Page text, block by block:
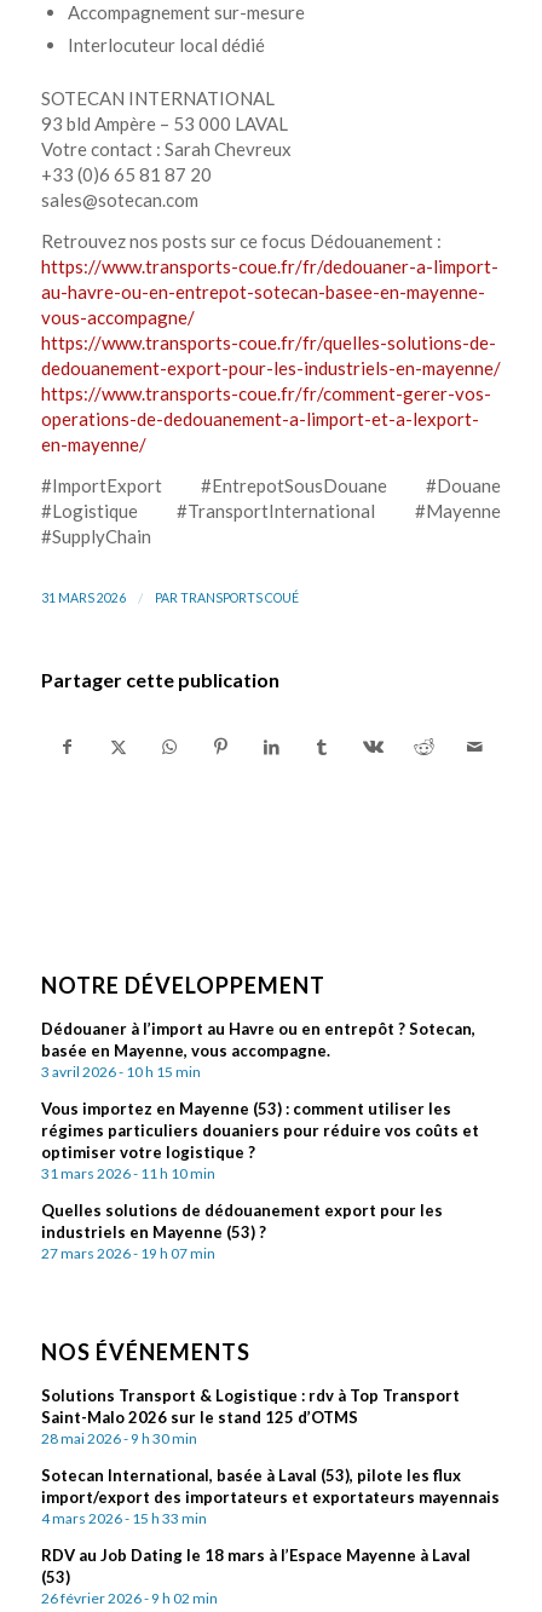
Accompagnement sur-mesure
Interlocuteur local dédié
SOTECAN INTERNATIONAL
93 bld Ampère – 53 000 LAVAL
Votre contact : Sarah Chevreux
+33 (0)6 65 81 87 20
sales@sotecan.com
Retrouvez nos posts sur ce focus Dédouanement :
https://www.transports-coue.fr/fr/dedouaner-a-limport-
au-havre-ou-en-entrepot-sotecan-basee-en-mayenne-
vous-accompagne/
https://www.transports-coue.fr/fr/quelles-solutions-de-
dedouanement-export-pour-les-industriels-en-mayenne/
https://www.transports-coue.fr/fr/comment-gerer-vos-
operations-de-dedouanement-a-limport-et-a-lexport-
en-mayenne/
#ImportExport #EntrepotSousDouane #Douane
#Logistique #TransportInternational #Mayenne
#SupplyChain
31 MARS 2026 / PAR TRANSPORTS COUÉ
Partager cette publication
NOTRE DÉVELOPPEMENT
Dédouaner à l’import au Havre ou en entrepôt ? Sotecan,
basée en Mayenne, vous accompagne.
3 avril 2026 - 10 h 15 min
Vous importez en Mayenne (53) : comment utiliser les
régimes particuliers douaniers pour réduire vos coûts et
optimiser votre logistique ?
31 mars 2026 - 11 h 10 min
Quelles solutions de dédouanement export pour les
industriels en Mayenne (53) ?
27 mars 2026 - 19 h 07 min
NOS ÉVÉNEMENTS
Solutions Transport & Logistique : rdv à Top Transport
Saint-Malo 2026 sur le stand 125 d’OTMS
28 mai 2026 - 9 h 30 min
Sotecan International, basée à Laval (53), pilote les flux
import/export des importateurs et exportateurs mayennais
4 mars 2026 - 15 h 33 min
RDV au Job Dating le 18 mars à l’Espace Mayenne à Laval
(53)
26 février 2026 - 9 h 02 min